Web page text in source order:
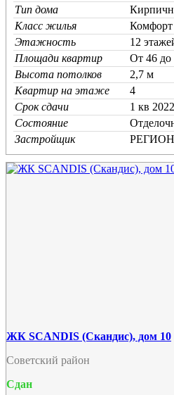
Тип дома
Класс жилья
Комфорт
Этажность
12
Площади квартир
От 46 до
Высота потолков
2,7 м
Квартир на этаже
4
Срок сдачи
1 кв
Состояние
Застройщик
ЖК SCANDIS (Скандис), дом 10
Советский район
Сдан